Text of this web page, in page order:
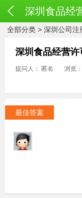
深圳食品经
全部分类 > 深圳公司注
深圳食品经营许
提问人： 匿名 浏览
最佳答案